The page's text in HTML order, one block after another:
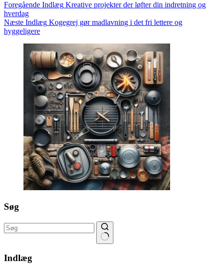
Foregående Indlæg Kreative projekter der løfter din indretning og
hverdag
Næste Indlæg Kogegrej gør madlavning i det fri lettere og
hyggeligere
Søg
resultater
Indlæg